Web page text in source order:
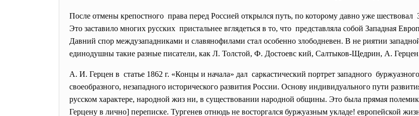
После отмены крепостного права перед Россией открылся путь, по которому давно уже шествовал
Это заставило многих русских пристальнее вглядеться в то, что представляла собой Западная
Давний спор междузападниками и славянофилами стал особенно злободневен. В не риятии
единодушны такие разные писатели, как Л. Толстой, Ф. Достоевс кий, Салтыков-Щедрин, А.
А. И. Герцен в статье 1862 г. «Концы и начала» дал саркастический портрет западного
своеобразного, незападного исторического развития России. Основу индивидуального пути
русском характере, народной жиз ни, в существовании народной общины. Это была прямая
Герцену в лично] переписке. Тургенев отнюдь не восторгался буржуазным укладе! европейской